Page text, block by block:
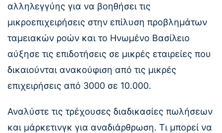
αλληλεγγύης για να βοηθήσει τις
μικροεπιχειρήσεις στην επίλυση προβλημάτων
ταμειακών ροών και το Ηνωμένο Βασίλειο
αύξησε τις επιδοτήσεις σε μικρές εταιρείες που
δικαιούνται ανακούφιση από τις μικρές
επιχειρήσεις από 3000 σε 10.000.
Αναλύστε τις τρέχουσες διαδικασίες πωλήσεων
και μάρκετινγκ για αναδιάρθρωση. Τι μπορεί να